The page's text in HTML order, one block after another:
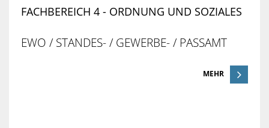
FACHBEREICH 4 - ORDNUNG UND SOZIALES
EWO / STANDES- / GEWERBE- / PASSAMT
MEHR